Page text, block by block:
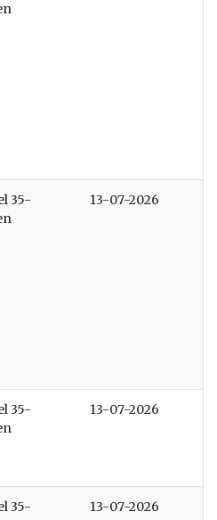
35-
13-07-2026
35-
13-07-2026
35-
13-07-2026